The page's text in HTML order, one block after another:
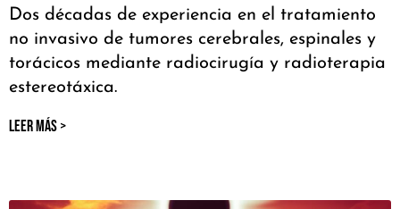
Dos décadas de experiencia en el tratamiento
no invasivo de tumores cerebrales, espinales y
torácicos mediante radiocirugía y radioterapia
estereotáxica.
LEER MÁS >